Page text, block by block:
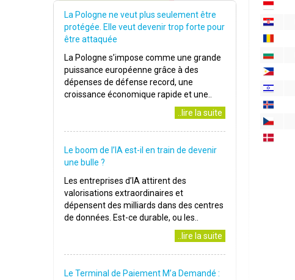
La Pologne ne veut plus seulement être
protégée. Elle veut devenir trop forte pour
être attaquée
La Pologne s’impose comme une grande
puissance européenne grâce à des
dépenses de défense record, une
croissance économique rapide et une..
..lire la suite
Le boom de l’IA est-il en train de devenir
une bulle ?
Les entreprises d’IA attirent des
valorisations extraordinaires et
dépensent des milliards dans des centres
de données. Est-ce durable, ou les..
..lire la suite
Le Terminal de Paiement M’a Demandé :